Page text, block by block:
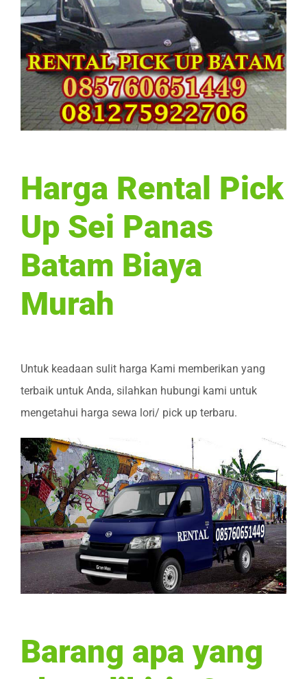
Harga Rental Pick
Up Sei Panas
Batam Biaya
Murah
Untuk keadaan sulit harga Kami memberikan yang
terbaik untuk Anda, silahkan hubungi kami untuk
mengetahui harga sewa lori/ pick up terbaru.
Barang apa yang